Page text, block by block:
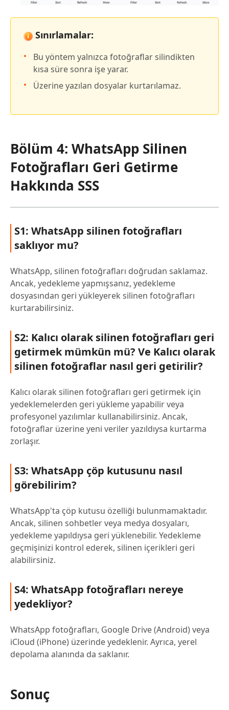
Sınırlamalar:
Bu yöntem yalnızca fotoğraflar silindikten
kısa süre sonra işe yarar.
Üzerine yazılan dosyalar kurtarılamaz.
Bölüm 4: WhatsApp Silinen
Fotoğrafları Geri Getirme
Hakkında SSS
S1: WhatsApp silinen fotoğrafları
saklıyor mu?
WhatsApp, silinen fotoğrafları doğrudan saklamaz.
Ancak, yedekleme yapmışsanız, yedekleme
dosyasından geri yükleyerek silinen fotoğrafları
kurtarabilirsiniz.
S2: Kalıcı olarak silinen fotoğrafları geri
getirmek mümkün mü? Ve Kalıcı olarak
silinen fotoğraflar nasıl geri getirilir?
Kalıcı olarak silinen fotoğrafları geri getirmek için
yedeklemelerden geri yükleme yapabilir veya
profesyonel yazılımlar kullanabilirsiniz. Ancak,
fotoğraflar üzerine yeni veriler yazıldıysa kurtarma
zorlaşır.
S3: WhatsApp çöp kutusunu nasıl
görebilirim?
WhatsApp'ta çöp kutusu özelliği bulunmamaktadır.
Ancak, silinen sohbetler veya medya dosyaları,
yedekleme yapıldıysa geri yüklenebilir. Yedekleme
geçmişinizi kontrol ederek, silinen içerikleri geri
alabilirsiniz.
S4: WhatsApp fotoğrafları nereye
yedekliyor?
WhatsApp fotoğrafları, Google Drive (Android) veya
iCloud (iPhone) üzerinde yedeklenir. Ayrıca, yerel
depolama alanında da saklanır.
Sonuç